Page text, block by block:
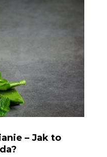
– Jak to